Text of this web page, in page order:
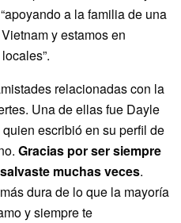
a la familia de una
y estamos en
relacionadas con la
Una de ellas fue Dayle
escribió en su perfil de
Gracias por ser siempre
muchas veces.
dura de lo que la mayoría
y siempre te